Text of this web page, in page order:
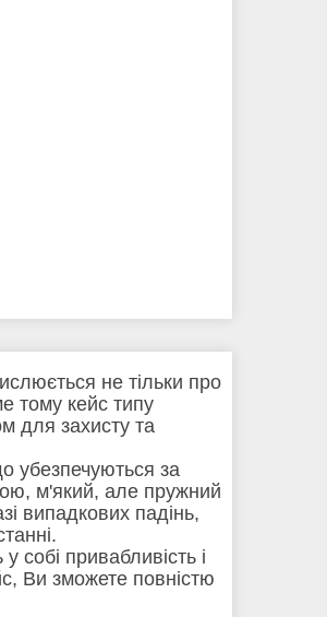
не тільки про
тому кейс типу
для захисту та
убезпечуються за
м'який, але пружний
випадкових падінь,
собі привабливість і
Ви зможете повністю